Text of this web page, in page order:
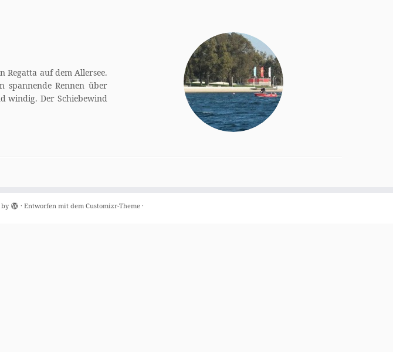
Regatta auf dem Allersee.
spannende Rennen über
windig. Der Schiebewind
· Entworfen mit dem Customizr-Theme·